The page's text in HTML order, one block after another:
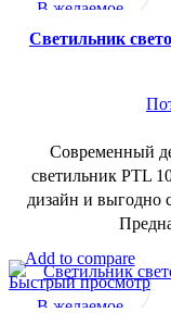
В желаемое
Cветильник
Современный
светильник PTL
дизайн и выгодно
Add to compare
Быстрый просмотр
В желаемое